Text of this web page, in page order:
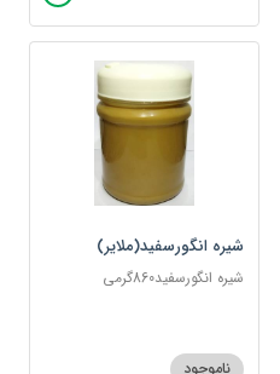
شیره انگورسفید(ملایر)
شیره انگورسفید860گرمی
ناموجود